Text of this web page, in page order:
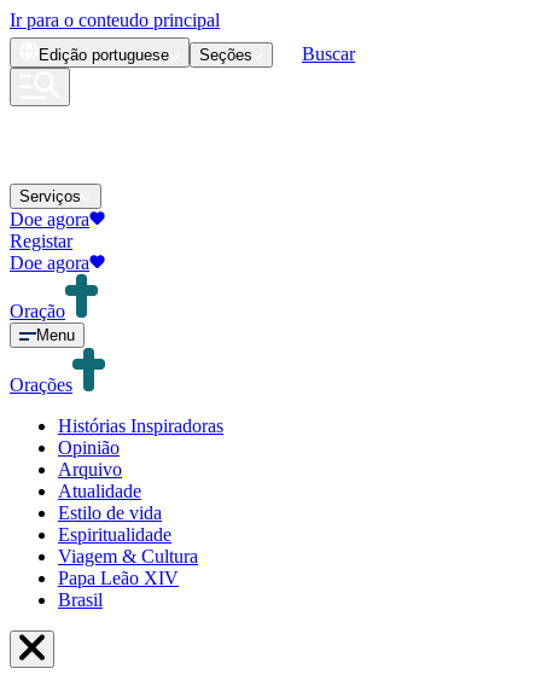
Ir para o conteudo principal
Edição portuguese Seções Buscar
Serviços
Doe agora
Registar
Doe agora
Oração
Menu
Orações
Histórias Inspiradoras
Opinião
Arquivo
Atualidade
Estilo de vida
Espiritualidade
Viagem & Cultura
Papa Leão XIV
Brasil